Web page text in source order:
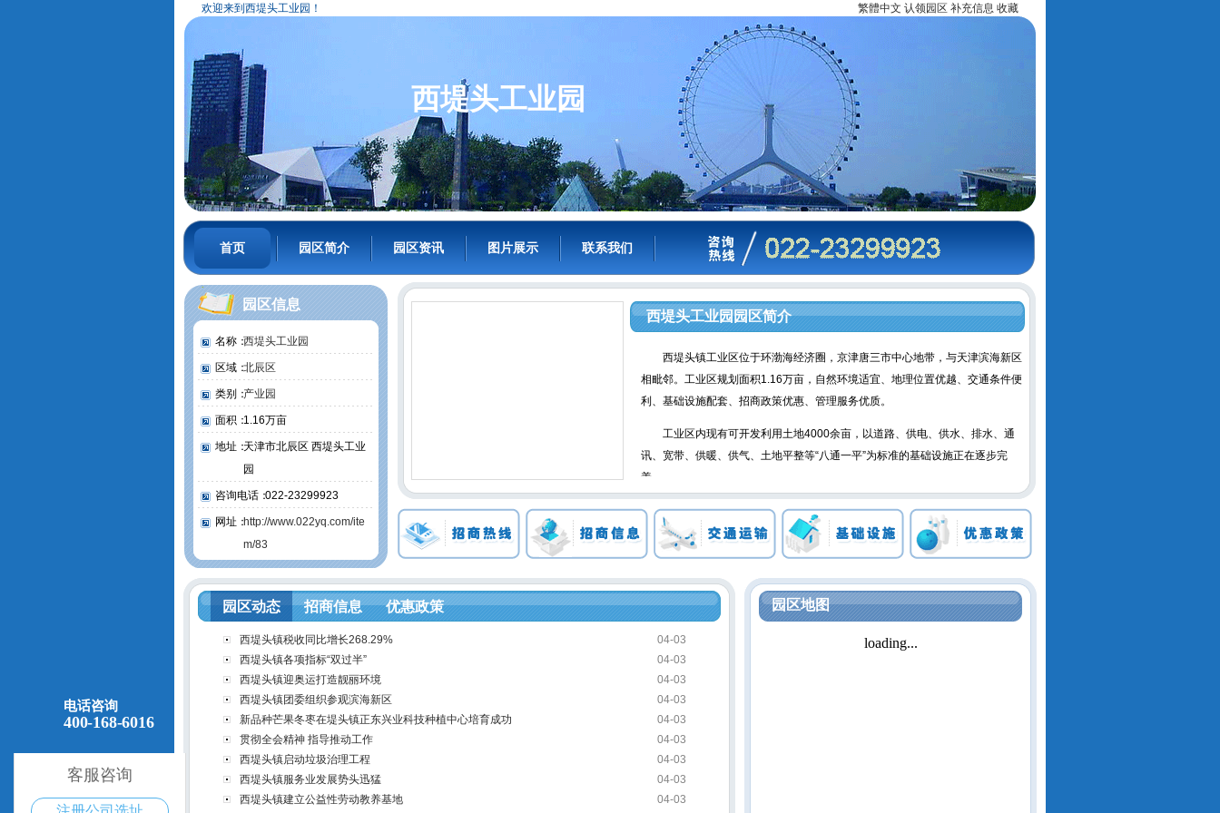
欢迎来到西堤头工业园！ 繁體中文 认领园区 补充信息 收藏
西堤头工业园
首页 园区简介 园区资讯 图片展示 联系我们
园区信息
名称：西堤头工业园
区域：北辰区
类别：产业园
面积：1.16万亩
地址：天津市北辰区 西堤头工业
园
咨询电话：022-23299923
网址：http://www.022yq.com/ite
m/83
西堤头工业园园区简介
西堤头镇工业区位于环渤海经济圈，京津唐三市中心地带，与天津滨海新区
相毗邻。工业区规划面积1.16万亩，自然环境适宜、地理位置优越、交通条件便
利、基础设施配套、招商政策优惠、管理服务优质。
工业区内现有可开发利用土地4000余亩，以道路、供电、供水、排水、通
讯、宽带、供暖、供气、土地平整等“八通一平”为标准的基础设施正在逐步完
善。
镇工业区重点发展装备制造、冶金深加工、新型建材、塑料制品、纺织服
装、生物医药、机械电子、汽车零部件等支柱产业。拥有工业规划建设面积达6.
03平方公里，现有可利用土地1.7平方公里，目前建成可利用厂房16.2万平米。
区内已入驻天重江天重工、顺海升金属制品、天塑集团二塑制品、四维包装等支
柱企业80家。
园区动态 招商信息 优惠政策
04-03
西堤头镇税收同比增长268.29%
04-03
西堤头镇各项指标“双过半”
04-03
西堤头镇迎奥运打造靓丽环境
04-03
西堤头镇团委组织参观滨海新区
04-03
新品种芒果冬枣在堤头镇正东兴业科技种植中心培育成功
04-03
贯彻全会精神 指导推动工作
04-03
西堤头镇启动垃圾治理工程
04-03
西堤头镇服务业发展势头迅猛
04-03
西堤头镇建立公益性劳动教养基地
园区地图
电话咨询
400-168-6016
客服咨询